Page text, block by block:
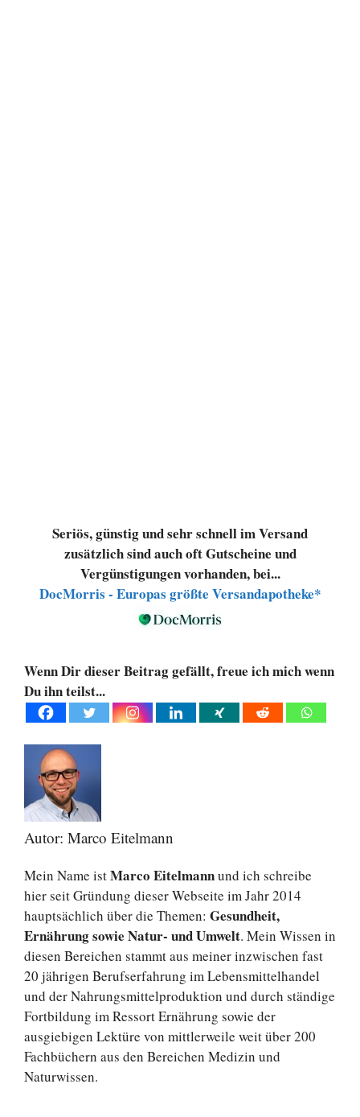
Seriös, günstig und sehr schnell im Versand
zusätzlich sind auch oft Gutscheine und
Vergünstigungen vorhanden, bei...
DocMorris - Europas größte Versandapotheke*
Wenn Dir dieser Beitrag gefällt, freue ich mich wenn
Du ihn teilst...
Autor: Marco Eitelmann
Mein Name istMarco Eitelmannund ich schreibe
hier seit Gründung dieser Webseite im Jahr 2014
hauptsächlich über die Themen: Gesundheit,
Ernährung sowie Natur- und Umwelt. Mein Wissen in
diesen Bereichen stammt aus meiner inzwischen fast
20 jährigen Berufserfahrung im Lebensmittelhandel
und der Nahrungsmittelproduktion und durch ständige
Fortbildung im Ressort Ernährung sowie der
ausgiebigen Lektüre von mittlerweile weit über 200
Fachbüchern aus den Bereichen Medizin und
Naturwissen.